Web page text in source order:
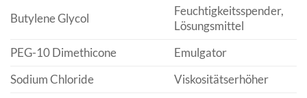
Butylene Glycol
Feuchtigkeitsspender,
Lösungsmittel
PEG-10 Dimethicone
Emulgator
Sodium Chloride
Viskositätserhöher